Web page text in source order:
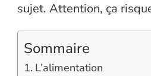
sujet. Attention, ça
Sommaire
L’alimentation